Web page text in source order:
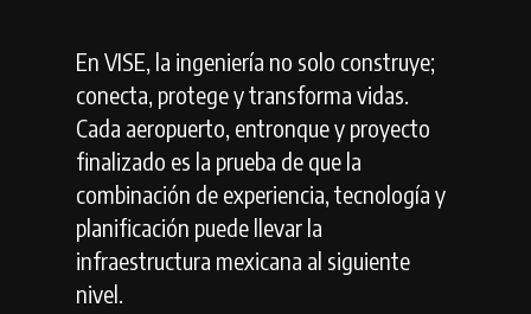
En VISE, la ingeniería no solo construye;
conecta, protege y transforma vidas.
Cada aeropuerto, entronque y proyecto
finalizado es la prueba de que la
combinación de experiencia, tecnología y
planificación puede llevar la
infraestructura mexicana al siguiente
nivel.